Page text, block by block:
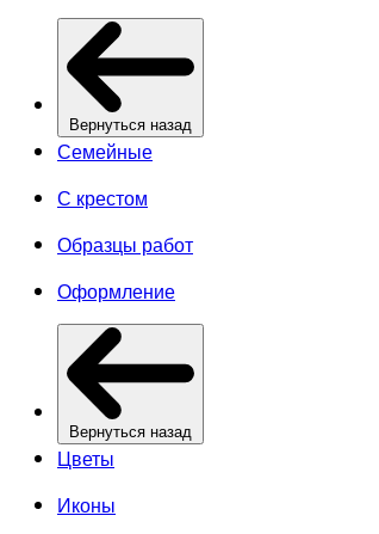
Вернуться назад
Семейные
С крестом
Образцы работ
Оформление
Вернуться назад
Цветы
Иконы